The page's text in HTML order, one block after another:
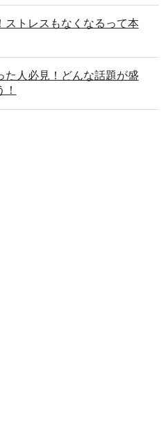
ストレスもなくなるって本
た人必見！どんな話題が盛